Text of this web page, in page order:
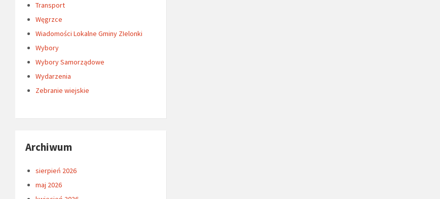
Transport
Węgrzce
Wiadomości Lokalne Gminy ZIelonki
Wybory
Wybory Samorządowe
Wydarzenia
Zebranie wiejskie
Archiwum
sierpień 2026
maj 2026